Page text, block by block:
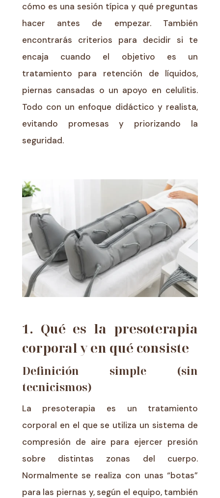
cómo es una sesión típica y qué preguntas
hacer antes de empezar. También
encontrarás criterios para decidir si te
encaja cuando el objetivo es un
tratamiento para retención de líquidos,
piernas cansadas o un apoyo en celulitis.
Todo con un enfoque didáctico y realista,
evitando promesas y priorizando la
seguridad.
1. Qué es la presoterapia
corporal y en qué consiste
Definición simple (sin
tecnicismos)
La presoterapia es un tratamiento
corporal en el que se utiliza un sistema de
compresión de aire para ejercer presión
sobre distintas zonas del cuerpo.
Normalmente se realiza con unas “botas”
para las piernas y, según el equipo, también